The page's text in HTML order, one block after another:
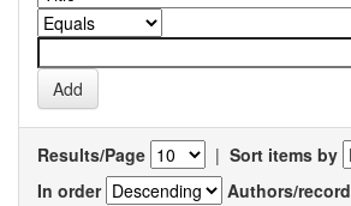
Results/Page | Sort items by
In order
Authors/record